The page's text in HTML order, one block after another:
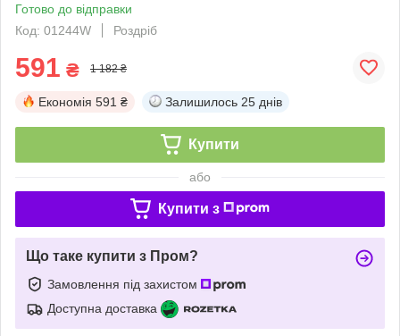
Готово до відправки
Код: 01244W
Роздріб
591 ₴ 1 182 ₴
Економія 591 ₴ Залишилось 25 днів
Купити
або
Купити з
Що таке купити з Пром?
Замовлення під захистом
Доступна доставка